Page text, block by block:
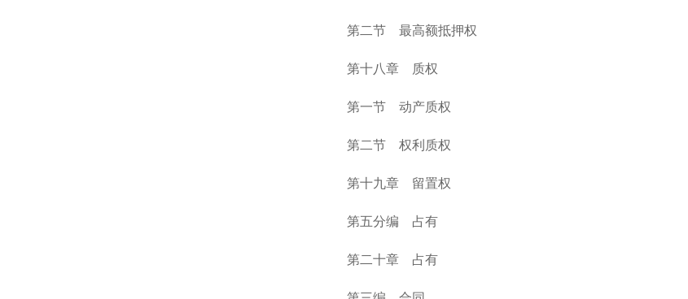
第二节 最高额抵押权
第十八章 质权
第一节 动产质权
第二节 权利质权
第十九章 留置权
第五分编 占有
第二十章 占有